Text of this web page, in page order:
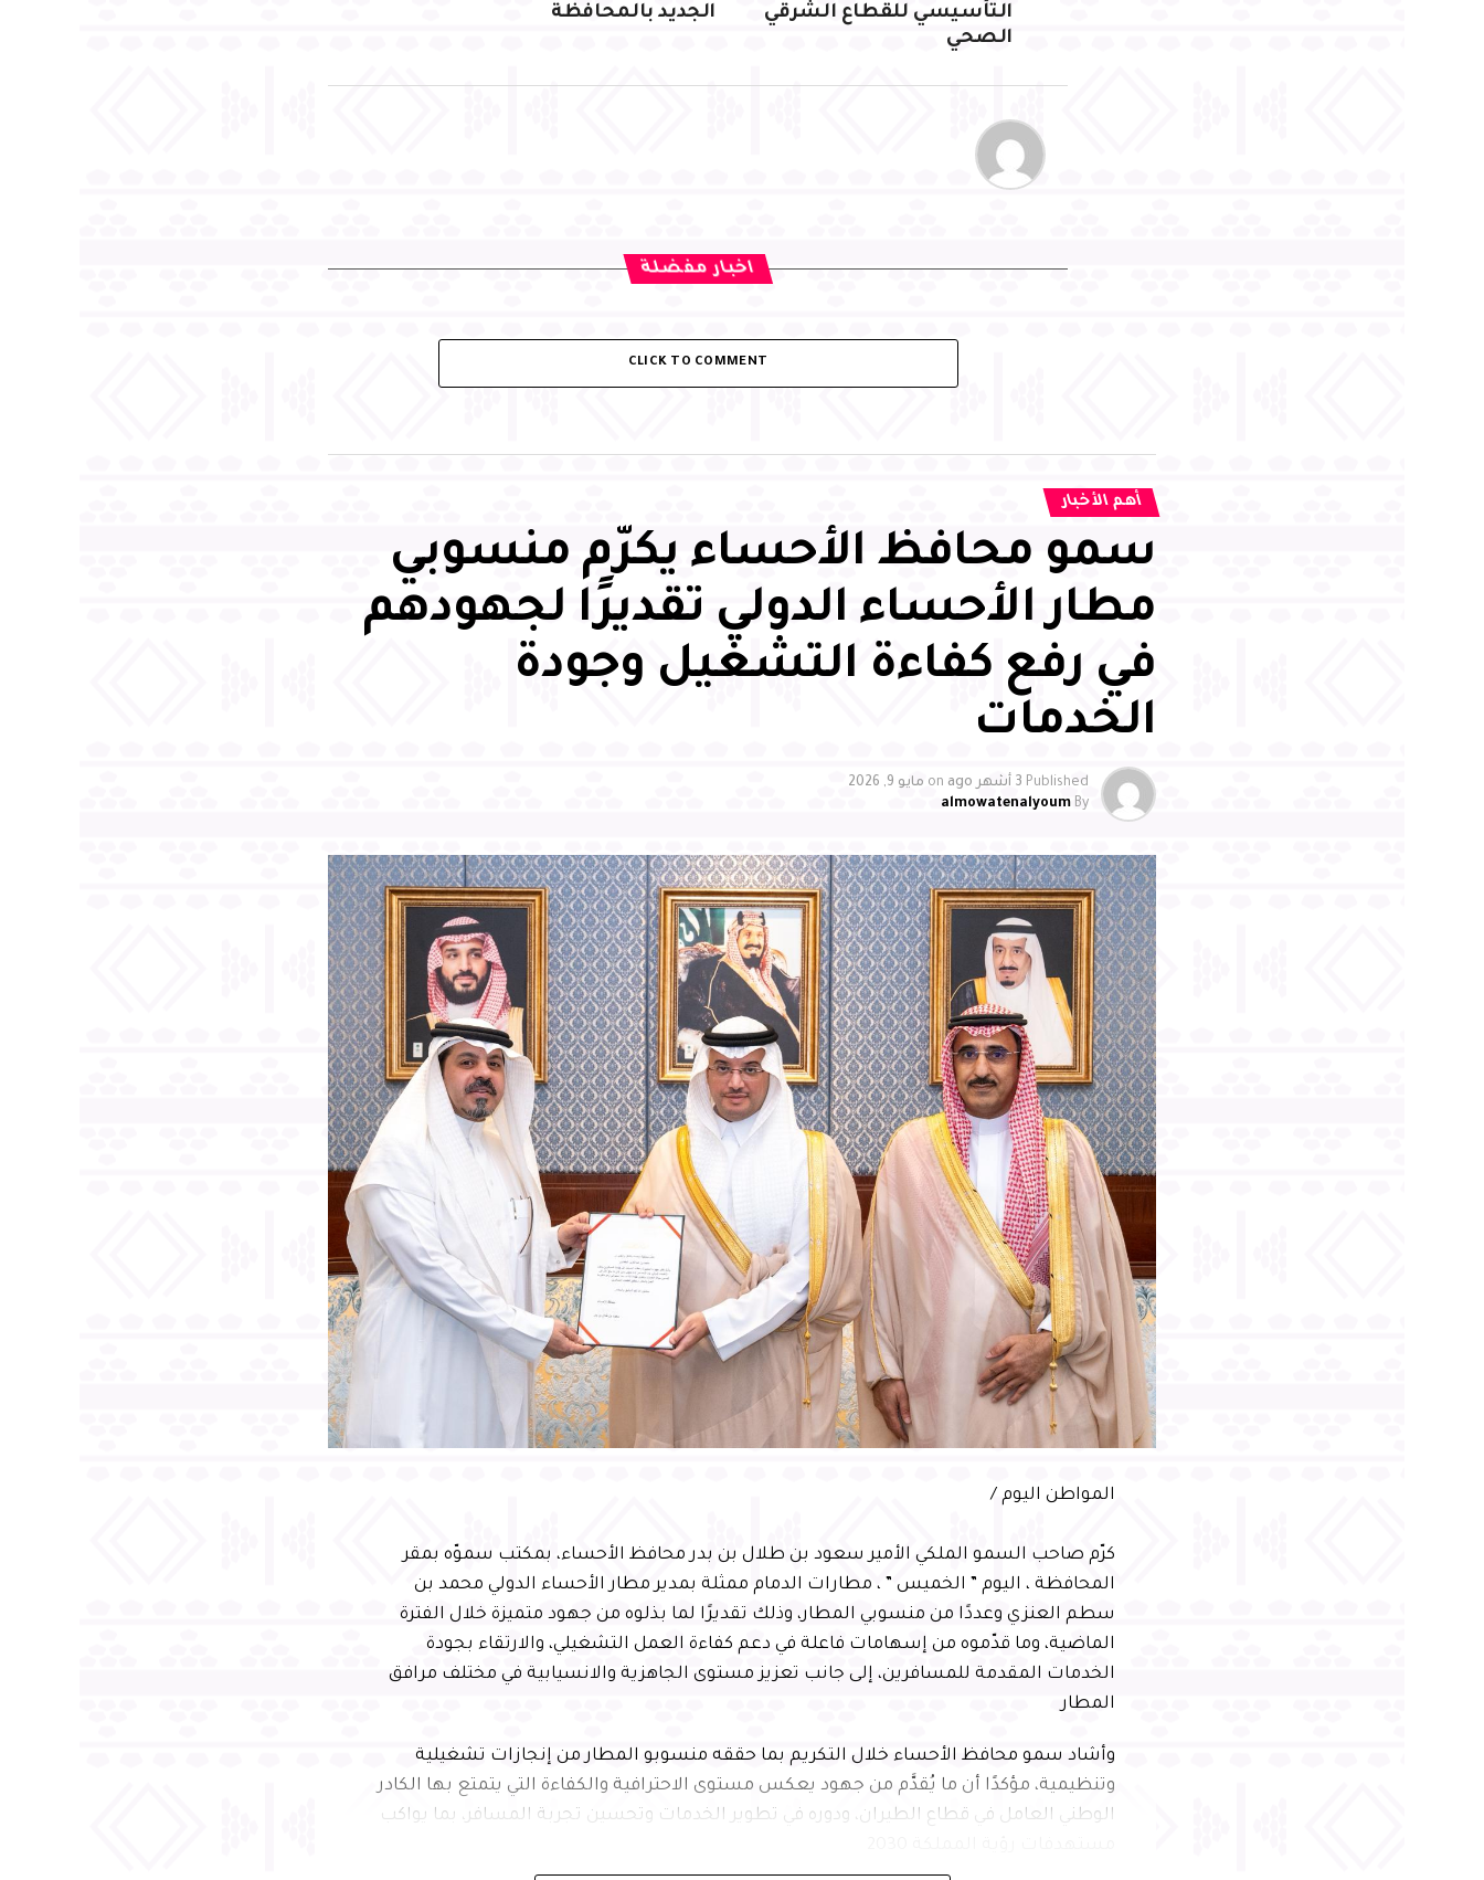
الجديد بالمحافظة
التأسيسي للقطاع الشرقي
الصحي
اخبار مفضلة
CLICK TO COMMENT
أهم الأخبار
سمو محافظ الأحساء يكرّم منسوبي
مطار الأحساء الدولي تقديرًا لجهودهم
في رفع كفاءة التشغيل وجودة
الخدمات
Published 3 أشهر ago on مايو 9, 2026
By
almowatenalyoum
المواطن اليوم /
كرّم صاحب السمو الملكي الأمير سعود بن طلال بن بدر محافظ الأحساء، بمكتب سموّه بمقر
المحافظة ، اليوم ” الخميس ” ، مطارات الدمام ممثلة بمدير مطار الأحساء الدولي محمد بن
سطم العنزي وعددًا من منسوبي المطار، وذلك تقديرًا لما بذلوه من جهود متميزة خلال الفترة
الماضية، وما قدّموه من إسهامات فاعلة في دعم كفاءة العمل التشغيلي، والارتقاء بجودة
الخدمات المقدمة للمسافرين، إلى جانب تعزيز مستوى الجاهزية والانسيابية في مختلف مرافق
المطار
وأشاد سمو محافظ الأحساء خلال التكريم بما حققه منسوبو المطار من إنجازات تشغيلية
وتنظيمية، مؤكدًا أن ما يُقدَّم من جهود يعكس مستوى الاحترافية والكفاءة التي يتمتع بها الكادر
الوطني العامل في قطاع الطيران، ودوره في تطوير الخدمات وتحسين تجربة المسافر، بما يواكب